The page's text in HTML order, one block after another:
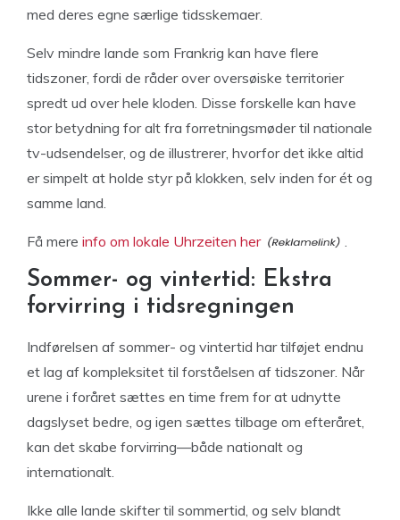
med deres egne særlige tidsskemaer.
Selv mindre lande som Frankrig kan have flere
tidszoner, fordi de råder over oversøiske territorier
spredt ud over hele kloden. Disse forskelle kan have
stor betydning for alt fra forretningsmøder til nationale
tv-udsendelser, og de illustrerer, hvorfor det ikke altid
er simpelt at holde styr på klokken, selv inden for ét og
samme land.
Få mere info om lokale Uhrzeiten her
Sommer- og vintertid: Ekstra
forvirring i tidsregningen
Indførelsen af sommer- og vintertid har tilføjet endnu
et lag af kompleksitet til forståelsen af tidszoner. Når
urene i foråret sættes en time frem for at udnytte
dagslyset bedre, og igen sættes tilbage om efteråret,
kan det skabe forvirring—både nationalt og
internationalt.
Ikke alle lande skifter til sommertid, og selv blandt